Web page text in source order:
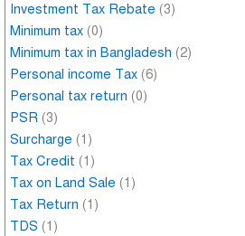
Investment Tax Rebate (3)
Minimum tax (0)
Minimum tax in Bangladesh (2)
Personal income Tax (6)
Personal tax return (0)
PSR (3)
Surcharge (1)
Tax Credit (1)
Tax on Land Sale (1)
Tax Return (1)
TDS (1)